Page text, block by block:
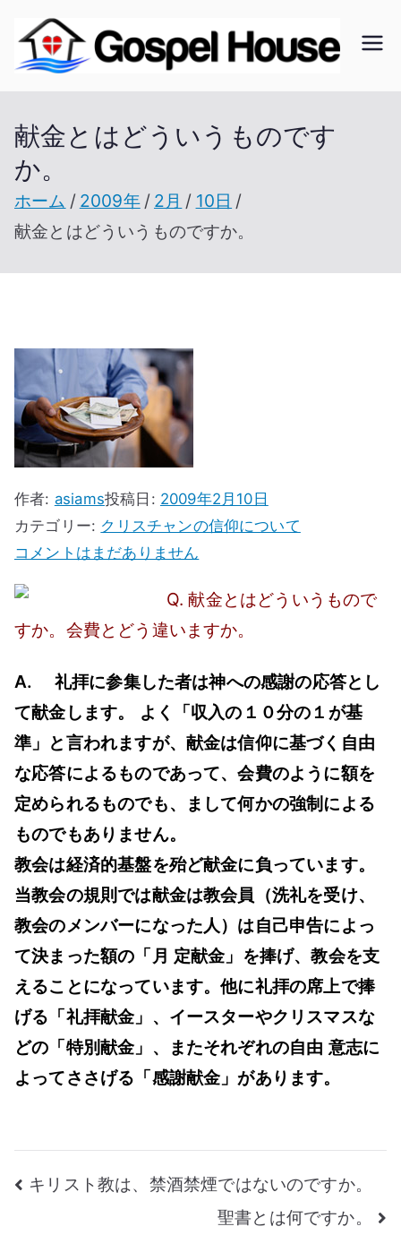
を
キ
ッ
プ
開拓
献金とはどういうものです
か。
ホーム 2009年 2月
10日
献金とはどういうものですか。
作者: asiams投稿日: 2009年2月10日
カテゴリー: クリスチャンの信仰について
献
は
う
い
う
も
の
す
か。
へ
の
コメントはまだありません
Q. 献金とはどういうもので
すか。会費とどう違いますか。
A. 礼拝に参集した者は神への感謝の応答とし
て献金します。 よく「収入の１０分の１が基
準」と言われますが、献金は信仰に基づく自由
な応答によるものであって、会費のように額を
定められるものでも、まして何かの強制による
ものでもありません。
教会は経済的基盤を殆ど献金に負っています。
当教会の規則では献金は教会員（洗礼を受け、
教会のメンバーになった人）は自己申告によっ
て決まった額の「月 定献金」を捧げ、教会を支
えることになっています。他に礼拝の席上で捧
げる「礼拝献金」、イースターやクリスマスな
どの「特別献金」、またそれぞれの自由 意志に
よってささげる「感謝献金」があります。
投キリスト教は、禁酒禁煙ではないのですか。
聖書とは何ですか。